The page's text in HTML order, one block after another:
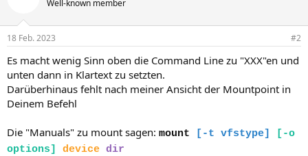
Well-known member
18 Feb. 2023 #2
Es macht wenig Sinn oben die Command Line zu "XXX"en und
unten dann in Klartext zu setzten.
Darüberhinaus fehlt nach meiner Ansicht der Mountpoint in
Deinem Befehl
Die "Manuals" zu mount sagen: mount [-t vfstype]
[-o
options]
device dir